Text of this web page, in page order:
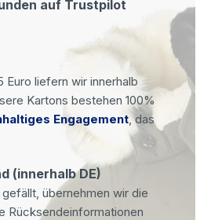
auf Trustpilot
liefern wir innerhalb
Kartons bestehen 100%
Engagement, das
(innerhalb DE)
übernehmen wir die
Rücksendeinformationen